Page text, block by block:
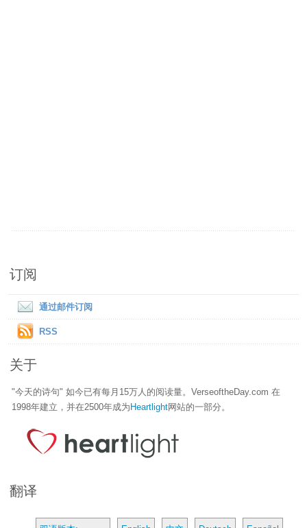
订阅
通过邮件订阅
RSS
关于
"今天的诗句" 如今已有每月15万人的阅读量。VerseoftheDay.com 在
1998年建立，并在2500年成为 Heartlight网站的一部分。
翻译